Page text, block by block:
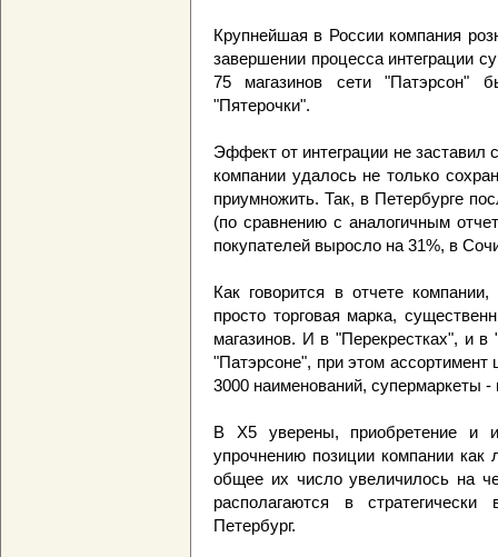
Крупнейшая в России компания
завершении процесса интеграции
75 магазинов сети "Патэрсон"
"Пятерочки".
Эффект от интеграции не заставил
компании удалось не только
приумножить. Так, в Петербурге
(по сравнению с аналогичным
покупателей выросло на 31%, в
Как говорится в отчете
просто торговая марка,
магазинов. И в "Перекрестках", и
"Патэрсоне", при этом
3000 наименований, супермаркеты
В X5 уверены, приобретение и
упрочнению позиции компании как
общее их число увеличилось на
располагаются в
Петербург.